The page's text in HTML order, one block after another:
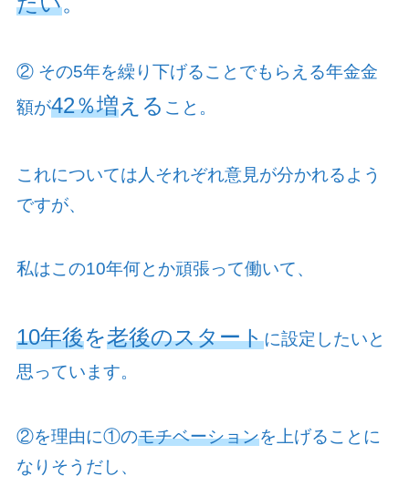
② その5年を繰り下げることでもらえる年金金
額が42％増える こと。
これについては人それぞれ意見が分かれるよう
ですが、
私はこの10年何とか頑張って働いて、
10年後を老後のスタートに設定したいと
思っています。
②を理由に①のモチベーションを上げることに
なりそうだし、